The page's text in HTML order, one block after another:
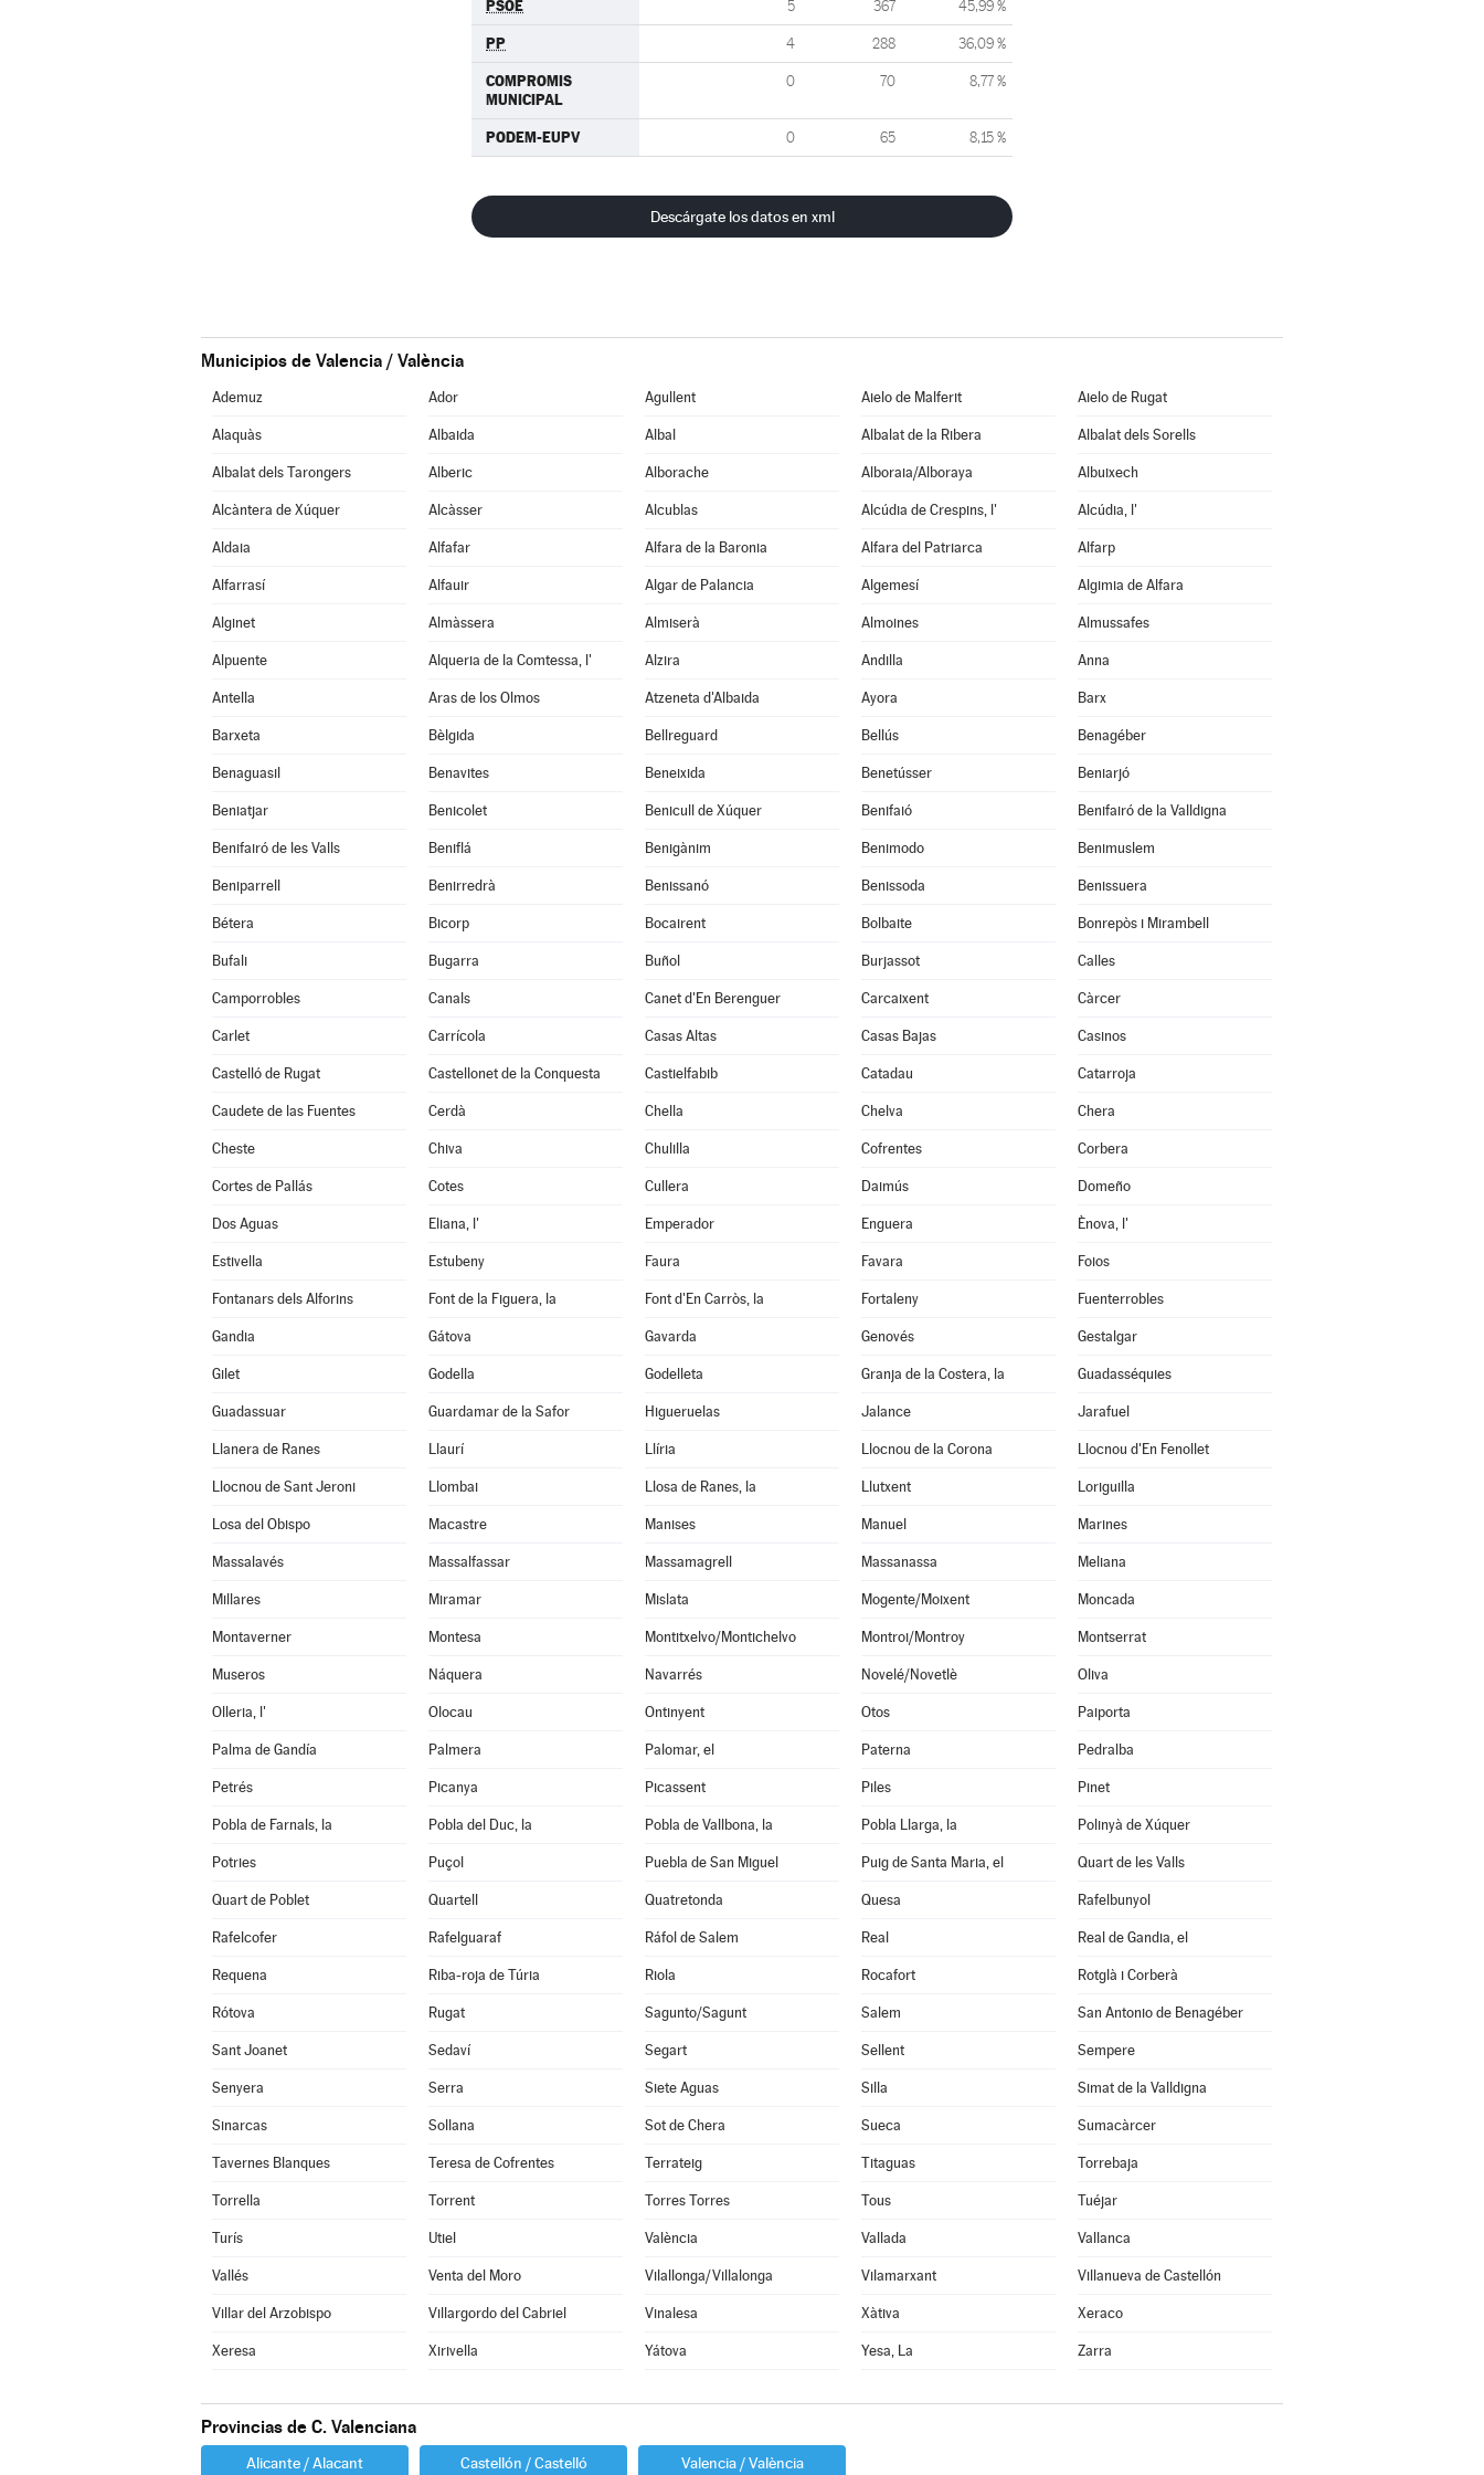
PSOE 5 367 45,99 %
PP 4 288 36,09 %
COMPROMIS
MUNICIPAL
0 70 8,77 %
PODEM-EUPV 0 65 8,15 %
Descárgate los datos en xml
Municipios de Valencia / València
Ademuz Ador Agullent Aielo de Malferit Aielo de Rugat
Alaquàs Albaida Albal Albalat de la Ribera Albalat dels Sorells
Albalat dels Tarongers Alberic Alborache Alboraia/Alboraya Albuixech
Alcàntera de Xúquer Alcàsser Alcublas Alcúdia de Crespins, l' Alcúdia, l'
Aldaia Alfafar Alfara de la Baronia Alfara del Patriarca Alfarp
Alfarrasí Alfauir Algar de Palancia Algemesí Algimia de Alfara
Alginet Almàssera Almiserà Almoines Almussafes
Alpuente Alqueria de la Comtessa, l' Alzira Andilla Anna
Antella Aras de los Olmos Atzeneta d'Albaida Ayora Barx
Barxeta Bèlgida Bellreguard Bellús Benagéber
Benaguasil Benavites Beneixida Benetússer Beniarjó
Beniatjar Benicolet Benicull de Xúquer Benifaió Benifairó de la Valldigna
Benifairó de les Valls Beniflá Benigànim Benimodo Benimuslem
Beniparrell Benirredrà Benissanó Benissoda Benissuera
Bétera Bicorp Bocairent Bolbaite Bonrepòs i Mirambell
Bufali Bugarra Buñol Burjassot Calles
Camporrobles Canals Canet d'En Berenguer Carcaixent Càrcer
Carlet Carrícola Casas Altas Casas Bajas Casinos
Castelló de Rugat Castellonet de la Conquesta Castielfabib Catadau Catarroja
Caudete de las Fuentes Cerdà Chella Chelva Chera
Cheste Chiva Chulilla Cofrentes Corbera
Cortes de Pallás Cotes Cullera Daimús Domeño
Dos Aguas Eliana, l' Emperador Enguera Ènova, l'
Estivella Estubeny Faura Favara Foios
Fontanars dels Alforins Font de la Figuera, la Font d'En Carròs, la Fortaleny Fuenterrobles
Gandia Gátova Gavarda Genovés Gestalgar
Gilet Godella Godelleta Granja de la Costera, la Guadasséquies
Guadassuar Guardamar de la Safor Higueruelas Jalance Jarafuel
Llanera de Ranes Llaurí Llíria Llocnou de la Corona Llocnou d'En Fenollet
Llocnou de Sant Jeroni Llombai Llosa de Ranes, la Llutxent Loriguilla
Losa del Obispo Macastre Manises Manuel Marines
Massalavés Massalfassar Massamagrell Massanassa Meliana
Millares Miramar Mislata Mogente/Moixent Moncada
Montaverner Montesa Montitxelvo/Montichelvo Montroi/Montroy Montserrat
Museros Náquera Navarrés Novelé/Novetlè Oliva
Olleria, l' Olocau Ontinyent Otos Paiporta
Palma de Gandía Palmera Palomar, el Paterna Pedralba
Petrés Picanya Picassent Piles Pinet
Pobla de Farnals, la Pobla del Duc, la Pobla de Vallbona, la Pobla Llarga, la Polinyà de Xúquer
Potries Puçol Puebla de San Miguel Puig de Santa Maria, el Quart de les Valls
Quart de Poblet Quartell Quatretonda Quesa Rafelbunyol
Rafelcofer Rafelguaraf Ráfol de Salem Real Real de Gandia, el
Requena Riba-roja de Túria Riola Rocafort Rotglà i Corberà
Rótova Rugat Sagunto/Sagunt Salem San Antonio de Benagéber
Sant Joanet Sedaví Segart Sellent Sempere
Senyera Serra Siete Aguas Silla Simat de la Valldigna
Sinarcas Sollana Sot de Chera Sueca Sumacàrcer
Tavernes Blanques Teresa de Cofrentes Terrateig Titaguas Torrebaja
Torrella Torrent Torres Torres Tous Tuéjar
Turís Utiel València Vallada Vallanca
Vallés Venta del Moro Vilallonga/Villalonga Vilamarxant Villanueva de Castellón
Villar del Arzobispo Villargordo del Cabriel Vinalesa Xàtiva Xeraco
Xeresa Xirivella Yátova Yesa, La Zarra
Provincias de C. Valenciana
Alicante / Alacant Castellón / Castelló Valencia / València